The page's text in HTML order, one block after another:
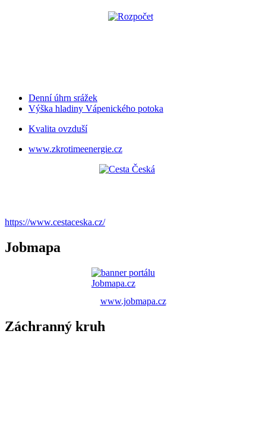
Denní úhrn srážek
Výška hladiny Vápenického potoka
Kvalita ovzduší
www.zkrotimeenergie.cz
https://www.cestaceska.cz/
Jobmapa
www.jobmapa.cz
Záchranný kruh